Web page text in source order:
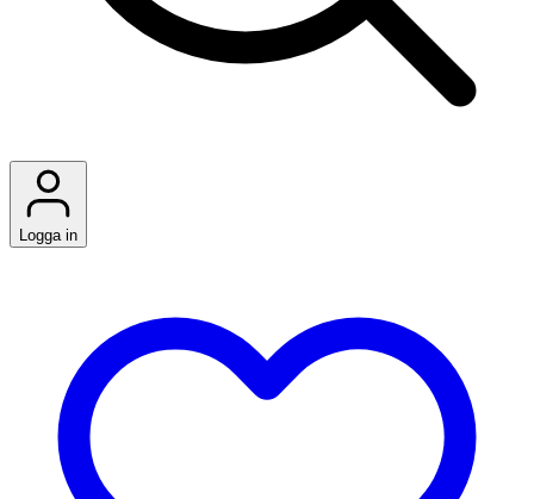
Logga in